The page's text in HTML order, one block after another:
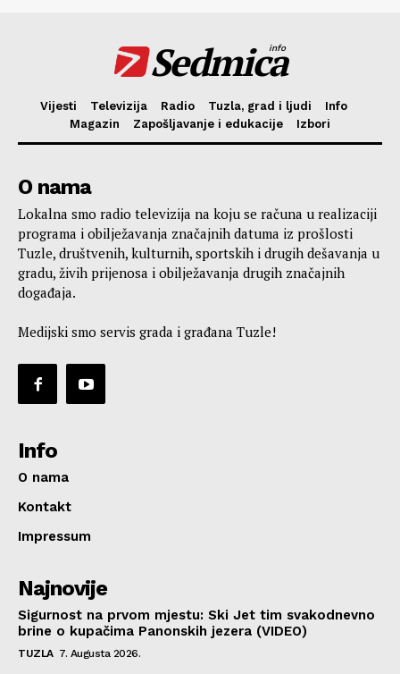
Sedmica
info
Vijesti Televizija Radio Tuzla, grad i ljudi
Info
Magazin
Zapošljavanje i edukacije Izbori
O nama
Lokalna smo radio televizija na koju se računa u realizaciji
programa i obilježavanja značajnih datuma iz prošlosti
Tuzle, društvenih, kulturnih, sportskih i drugih dešavanja u
gradu, živih prijenosa i obilježavanja drugih značajnih
događaja.
Medijski smo servis grada i građana Tuzle!
Info
O nama
Kontakt
Impressum
Najnovije
Sigurnost na prvom mjestu: Ski Jet tim svakodnevno
brine o kupačima Panonskih jezera (VIDEO)
TUZLA 7. Augusta 2026.